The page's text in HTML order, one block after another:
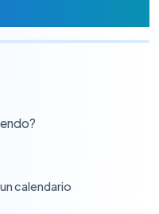
calendario